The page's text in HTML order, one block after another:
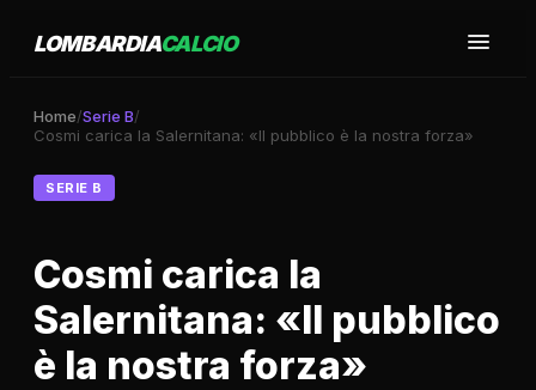
LOMBARDIACALCIO
Home/Serie B/
Cosmi carica la Salernitana: «Il pubblico è la nostra forza»
SERIE B
Cosmi carica la
Salernitana: «Il pubblico
è la nostra forza»